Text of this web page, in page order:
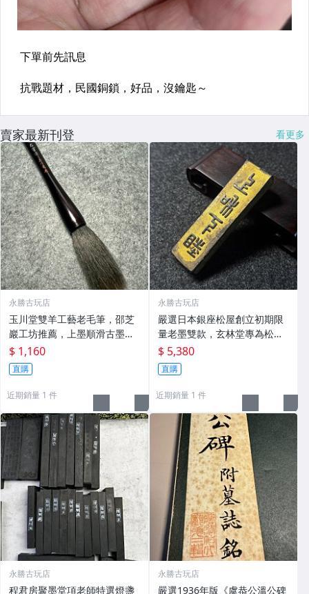
賣家最新刊登 看更多
永勝古玩店
玉川堂雙羊工藝老毛筆，邵芝
巖工坊推薦，上墨順滑古墨專
用 老墨 冬青 老筆
$ 1,160
直購
近期銷量 1 件
永勝古玩店
嚴選日本銀座松屋創立初期限
量老墨雙款，玄林堂專為松屋
打造，重量22.5g，適合收藏
及品味民國時期古雅文化 文房
用具 民國古墨 收藏文玩
$ 5,380
直購
近期銷量 1 件
永勝古玩店
程君房聚墨堂項老師特選燈盞
永勝古玩店
嚴選1936年版《虞恭公溫公碑